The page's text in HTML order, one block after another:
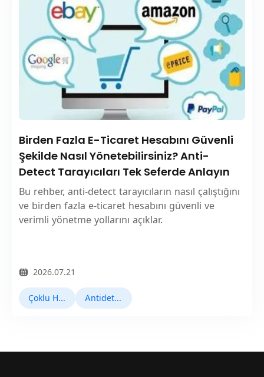
Birden Fazla E-Ticaret Hesabını Güvenli
Şekilde Nasıl Yönetebilirsiniz? Anti-
Detect Tarayıcıları Tek Seferde Anlayın
Bu rehber, anti-detect tarayıcıların nasıl çalıştığını
ve birden fazla e-ticaret hesabını güvenli ve
verimli yönetme yollarını açıklar.
2026.07.21
Çoklu Hesap Yönetimi Antidetect Tarayıcılar